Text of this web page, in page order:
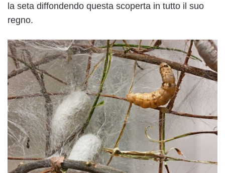
la seta diffondendo questa scoperta in tutto il suo
regno.